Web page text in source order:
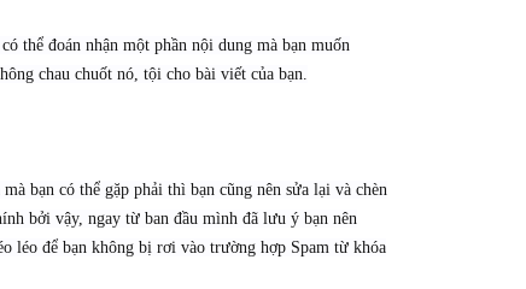
thể đoán nhận một phần nội dung mà bạn muốn
chau chuốt nó, tội cho bài viết của bạn.
bạn có thể gặp phải thì bạn cũng nên sửa lại và chèn
bởi vậy, ngay từ ban đầu mình đã lưu ý bạn nên
léo để bạn không bị rơi vào trường hợp Spam từ khóa